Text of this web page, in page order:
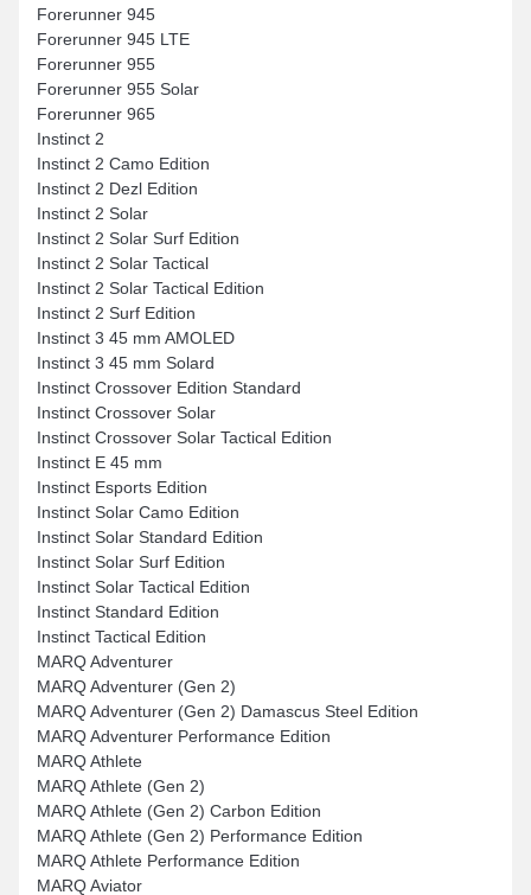
Forerunner 945
Forerunner 945 LTE
Forerunner 955
Forerunner 955 Solar
Forerunner 965
Instinct 2
Instinct 2 Camo Edition
Instinct 2 Dezl Edition
Instinct 2 Solar
Instinct 2 Solar Surf Edition
Instinct 2 Solar Tactical
Instinct 2 Solar Tactical Edition
Instinct 2 Surf Edition
Instinct 3 45 mm AMOLED
Instinct 3 45 mm Solard
Instinct Crossover Edition Standard
Instinct Crossover Solar
Instinct Crossover Solar Tactical Edition
Instinct E 45 mm
Instinct Esports Edition
Instinct Solar Camo Edition
Instinct Solar Standard Edition
Instinct Solar Surf Edition
Instinct Solar Tactical Edition
Instinct Standard Edition
Instinct Tactical Edition
MARQ Adventurer
MARQ Adventurer (Gen 2)
MARQ Adventurer (Gen 2) Damascus Steel Edition
MARQ Adventurer Performance Edition
MARQ Athlete
MARQ Athlete (Gen 2)
MARQ Athlete (Gen 2) Carbon Edition
MARQ Athlete (Gen 2) Performance Edition
MARQ Athlete Performance Edition
MARQ Aviator